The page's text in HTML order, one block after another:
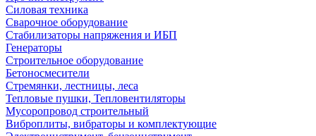
Силовая техника
Сварочное оборудование
Стабилизаторы напряжения и ИБП
Генераторы
Строительное оборудование
Бетоносмесители
Стремянки, лестницы, леса
Тепловые пушки, Тепловентиляторы
Мусоропровод строительный
Виброплиты, вибраторы и комплектующие